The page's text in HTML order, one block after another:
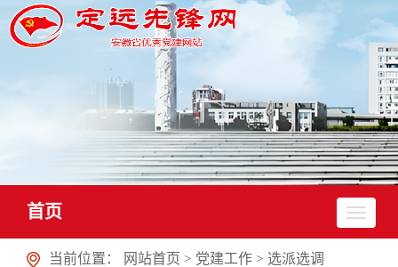
首页
当前位置： 网站首页 > 党建工作 > 选派选调